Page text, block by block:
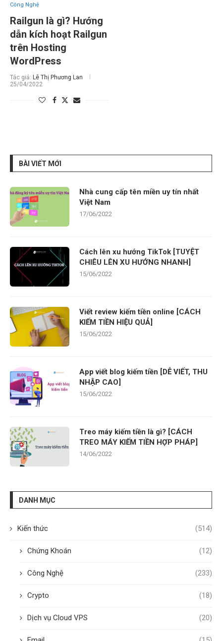
Công Nghệ
Railgun là gì? Hướng
dẫn kích hoạt Railgun
trên Hosting
WordPress
Tác giả: Lê Thị Phương Lan
25/04/2022
BÀI VIẾT MỚI
Nhà cung cấp tên miền uy tín nhất
Việt Nam
17/06/2022
Cách lên xu hướng TikTok [TUYỆT
CHIÊU LÊN XU HƯỚNG NHANH]
15/06/2022
Viết review kiếm tiền online [CÁCH
KIẾM TIỀN HIỆU QUẢ]
15/06/2022
App viết blog kiếm tiền [DỄ VIẾT, THU
NHẬP CAO]
15/06/2022
Treo máy kiếm tiền là gì? [CÁCH
TREO MÁY KIẾM TIỀN HỢP PHÁP]
14/06/2022
DANH MỤC
Kiến thức (514)
Chứng Khoán (12)
Công Nghệ (233)
Crypto (18)
Dịch vụ Cloud VPS (20)